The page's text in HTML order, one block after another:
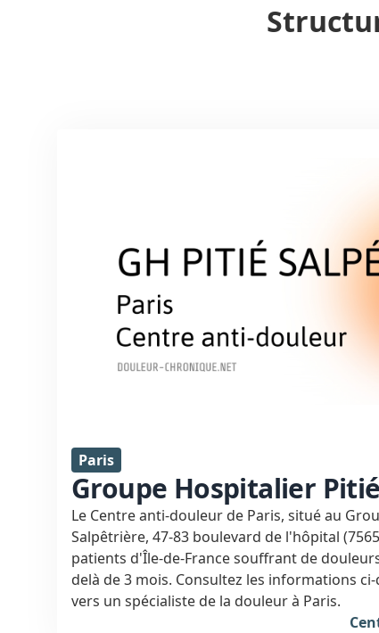
Paris
Groupe Hospitalier
Le Centre anti-douleur de Paris, situé au
Salpêtrière, 47-83 boulevard de l'hôpital
patients d'Île-de-France souffrant de douleurs chroniques persistant au-
delà de 3 mois. Consultez les informations ci-dessous pour être orienté
vers un spécialiste de la douleur à Paris.